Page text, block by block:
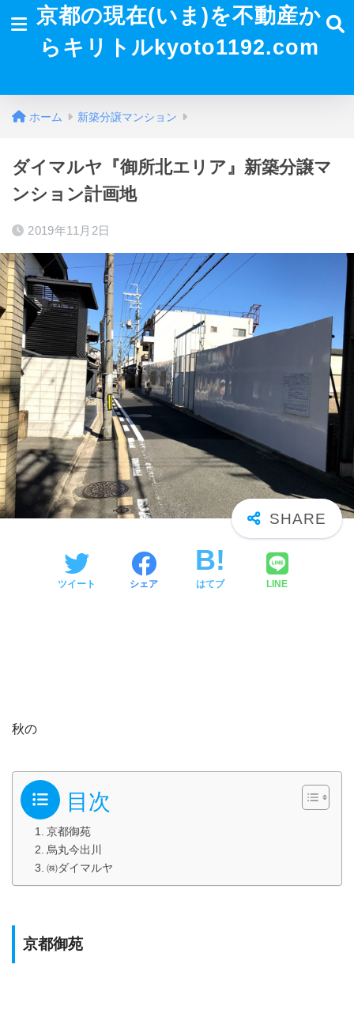
京都の現在(いま)を不動産か
らキリトルkyoto1192.com
ホーム 新築分譲マンション
ダイマルヤ『御所北エリア』新築分譲マ
ンション計画地
2019年11月2日
ツイート シェア はてブ LINE
秋の
目次
京都御苑
烏丸今出川
㈱ダイマルヤ
京都御苑